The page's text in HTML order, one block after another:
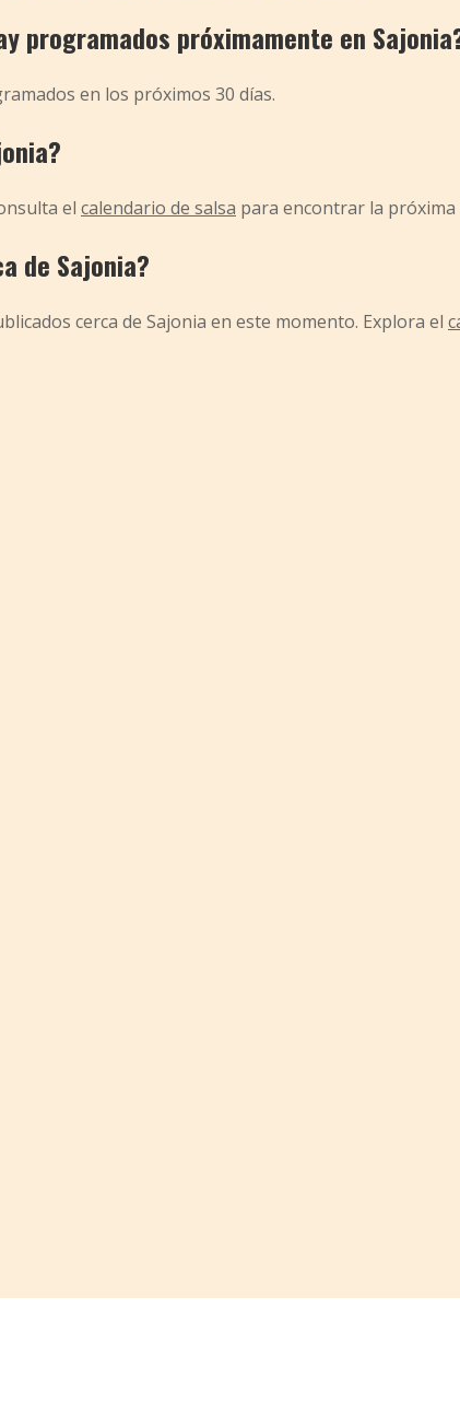
programados próximamente en
en los próximos 30 días.
el calendario de salsa para encontrar la próxima
de Sajonia?
cerca de Sajonia en este momento. Explora el